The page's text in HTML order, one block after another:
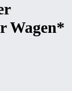
Wagen*